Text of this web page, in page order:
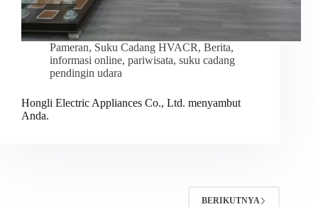
Pameran, Suku Cadang HVACR, Berita,
informasi online, pariwisata, suku cadang
pendingin udara
Hongli Electric Appliances Co., Ltd. menyambut
Anda.
BERIKUTNYA